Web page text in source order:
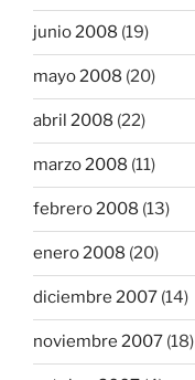
junio 2008 (19)
mayo 2008 (20)
abril 2008 (22)
marzo 2008 (11)
febrero 2008 (13)
enero 2008 (20)
diciembre 2007 (14)
noviembre 2007 (18)